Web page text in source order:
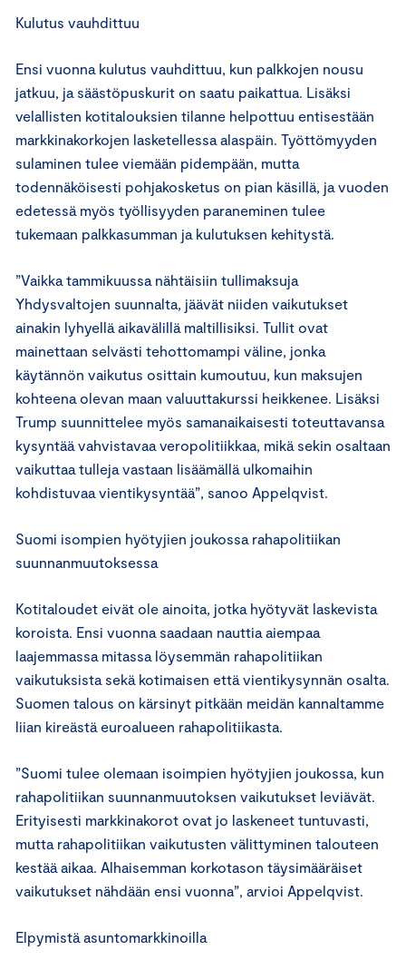
Kulutus vauhdittuu
Ensi vuonna kulutus vauhdittuu, kun palkkojen nousu
jatkuu, ja säästöpuskurit on saatu paikattua. Lisäksi
velallisten kotitalouksien tilanne helpottuu entisestään
markkinakorkojen lasketellessa alaspäin. Työttömyyden
sulaminen tulee viemään pidempään, mutta
todennäköisesti pohjakosketus on pian käsillä, ja vuoden
edetessä myös työllisyyden paraneminen tulee
tukemaan palkkasumman ja kulutuksen kehitystä.
”Vaikka tammikuussa nähtäisiin tullimaksuja
Yhdysvaltojen suunnalta, jäävät niiden vaikutukset
ainakin lyhyellä aikavälillä maltillisiksi. Tullit ovat
mainettaan selvästi tehottomampi väline, jonka
käytännön vaikutus osittain kumoutuu, kun maksujen
kohteena olevan maan valuuttakurssi heikkenee. Lisäksi
Trump suunnittelee myös samanaikaisesti toteuttavansa
kysyntää vahvistavaa veropolitiikkaa, mikä sekin osaltaan
vaikuttaa tulleja vastaan lisäämällä ulkomaihin
kohdistuvaa vientikysyntää”, sanoo Appelqvist.
Suomi isompien hyötyjien joukossa rahapolitiikan
suunnanmuutoksessa
Kotitaloudet eivät ole ainoita, jotka hyötyvät laskevista
koroista. Ensi vuonna saadaan nauttia aiempaa
laajemmassa mitassa löysemmän rahapolitiikan
vaikutuksista sekä kotimaisen että vientikysynnän osalta.
Suomen talous on kärsinyt pitkään meidän kannaltamme
liian kireästä euroalueen rahapolitiikasta.
”Suomi tulee olemaan isoimpien hyötyjien joukossa, kun
rahapolitiikan suunnanmuutoksen vaikutukset leviävät.
Erityisesti markkinakorot ovat jo laskeneet tuntuvasti,
mutta rahapolitiikan vaikutusten välittyminen talouteen
kestää aikaa. Alhaisemman korkotason täysimääräiset
vaikutukset nähdään ensi vuonna”, arvioi Appelqvist.
Elpymistä asuntomarkkinoilla